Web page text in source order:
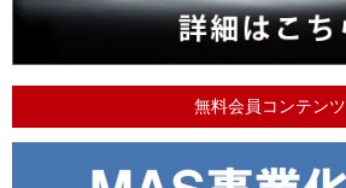
無料会員コンテンツ